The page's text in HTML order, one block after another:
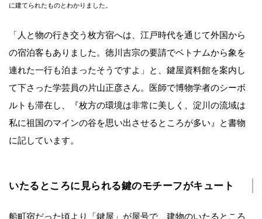
に建てられたものとわかりました。
「人と物の行き交う枚方宿へは、江戸時代を通じて外国から
の宿泊客もありました。徳川吉宗の要請でベトナムから象を
連れた一行も泊まったそうですよ」と、鍵屋資料館を案内し
て下さった学芸員の片山正彦さん。医師で博物学者のシーボ
ルトも滞在し、『枚方の環境は非常に美しく、淀川の流域は
私に祖国のマインの谷を思い出させるところが多い』と書物
に記しています。
いたるところに見られる鍵のモチーフがキュート
船町宿だった頃より「鍵屋」が屋号で、建物のいたるところ